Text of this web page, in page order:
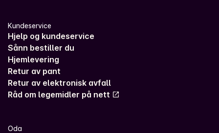
Kundeservice
Hjelp og kundeservice
Sånn bestiller du
Hjemlevering
Retur av pant
Retur av elektronisk avfall
Råd om legemidler på nett
Oda